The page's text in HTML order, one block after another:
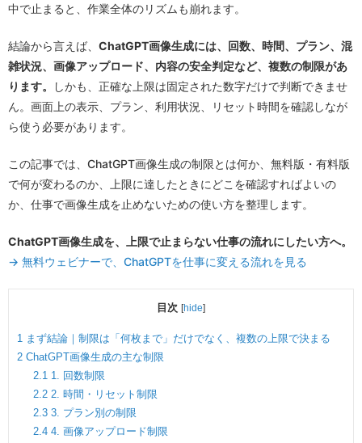
中で止まると、作業全体のリズムも崩れます。
結論から言えば、 ChatGPT画像生成には、回数、時間、プラン、混
雑状況、画像アップロード、内容の安全判定など、複数の制限があ
ります。
しかも、正確な上限は固定された数字だけで判断できませ
ん。画面上の表示、プラン、利用状況、リセット時間を確認しなが
ら使う必要があります。
この記事では、ChatGPT画像生成の制限とは何か、無料版・有料版
で何が変わるのか、上限に達したときにどこを確認すればよいの
か、仕事で画像生成を止めないための使い方を整理します。
ChatGPT画像生成を、上限で止まらない仕事の流れにしたい方へ。
→ 無料ウェビナーで、ChatGPTを仕事に変える流れを見る
目次 [hide]
1 まず結論｜制限は「何枚まで」だけでなく、複数の上限で決まる
2 ChatGPT画像生成の主な制限
2.11. 回数制限
2.22. 時間・リセット制限
2.33. プラン別の制限
2.44. 画像アップロード制限